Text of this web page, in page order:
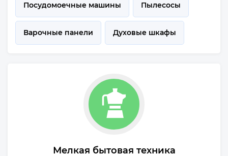
Посудомоечные машины Пылесосы
Варочные панели Духовые шкафы
Мелкая бытовая техника